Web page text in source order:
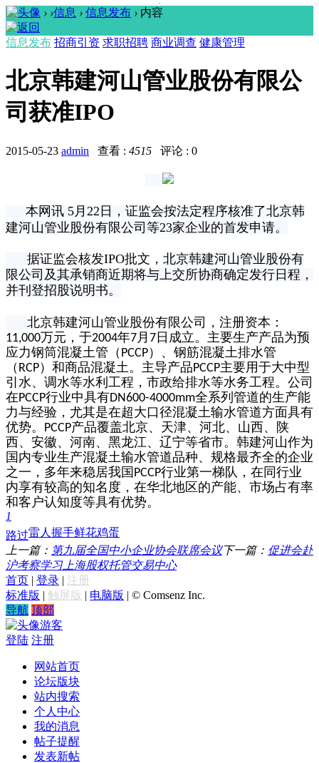
› ›信息 › 信息发布 › 内容
信息发布 招商引资 求职招聘 商业调查 健康管理
北京韩建河山管业股份有限公
司获准IPO
2015-05-23 admin 查看 : 4515 评论 : 0
本网讯 5月22日，证监会按法定程序核准了北京韩
建河山管业股份有限公司等23家企业的首发申请。
据证监会核发IPO批文， 北京韩建河山管业股份有
限公司及其承销商近期将与 上交所协商确定发行日程，
并刊登招股说明书。
北京韩建河山管业股份有限公司，注册资本：
11,000万元，于2004年7 月 7日成立。主要生产产品为预
应力钢筒混凝土管（ PCCP）、钢筋混凝土排水管
（ RCP）和商品混凝土。主导产品PCCP主要用于大中型
引水、调水等水利工程，市政给排水等水务工程。公司
在PCCP行业中具有DN600-4000mm全系列管道的生产能
力与经验，尤其是在超大口径混凝土输水管道方面具有
优势。 PCCP产品覆盖北京、天津、河北、山西、陕
西、安徽、河南、黑龙江、辽宁等省市。韩建河山作为
国内专业生产混凝土输水管道品种、规格最齐全的企业
之一，多年来稳居我国 PCCP行业第一梯队，在同行业
内享有较高的知名度，在华北地区的产能、市场占有率
和客户认知度等具有优势。
1
路过雷人 握手鲜花鸡蛋
上一篇： 第九届全国中小企业协会联席会议下一篇： 促进会赴
沪考察学习上海股权托管交易中心
首页 | 登录 | 注册
标准版 | 触屏版 | 电脑版 | © Comsenz Inc.
导航 顶部
游客
登陆 注册
网站首页
论坛版块
站内搜索
个人中心
我的消息
帖子提醒
发表新帖